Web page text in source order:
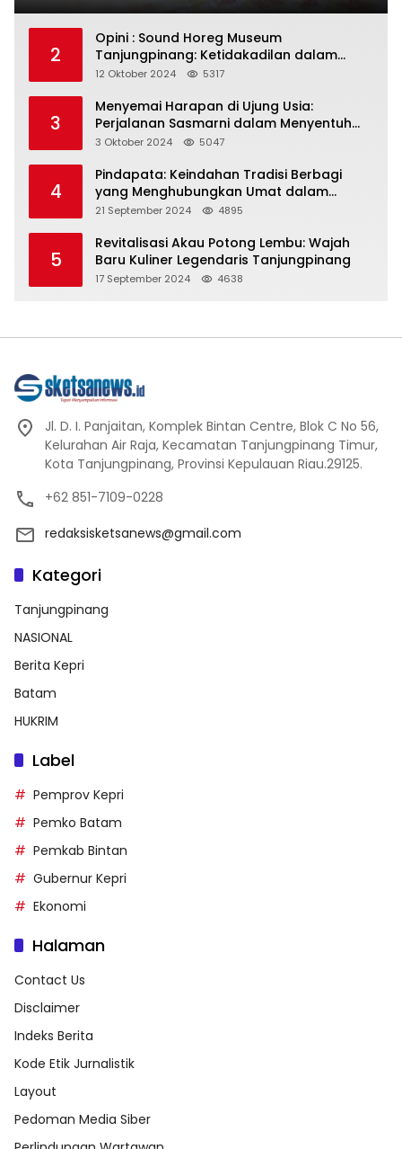
2
Opini : Sound Horeg Museum
Tanjungpinang: Ketidakadilan dalam
Representasi
12 Oktober 2024 5317
3
Menyemai Harapan di Ujung Usia:
Perjalanan Sasmarni dalam Menyentuh
Hati dan Jiwa
3 Oktober 2024 5047
4
Pindapata: Keindahan Tradisi Berbagi
yang Menghubungkan Umat dalam
Spiritualitas dan Kebersamaan dalam
21 September 2024 4895
5
Revitalisasi Akau Potong Lembu: Wajah
Baru Kuliner Legendaris Tanjungpinang
17 September 2024 4638
Jl. D. I. Panjaitan, Komplek Bintan Centre, Blok C No 56,
Kelurahan Air Raja, Kecamatan Tanjungpinang Timur,
Kota Tanjungpinang, Provinsi Kepulauan Riau.29125.
+62 851-7109-0228
redaksisketsanews@gmail.com
Kategori
Tanjungpinang
NASIONAL
Berita Kepri
Batam
HUKRIM
Label
Pemprov Kepri
Pemko Batam
Pemkab Bintan
Gubernur Kepri
Ekonomi
Halaman
Contact Us
Disclaimer
Indeks Berita
Kode Etik Jurnalistik
Layout
Pedoman Media Siber